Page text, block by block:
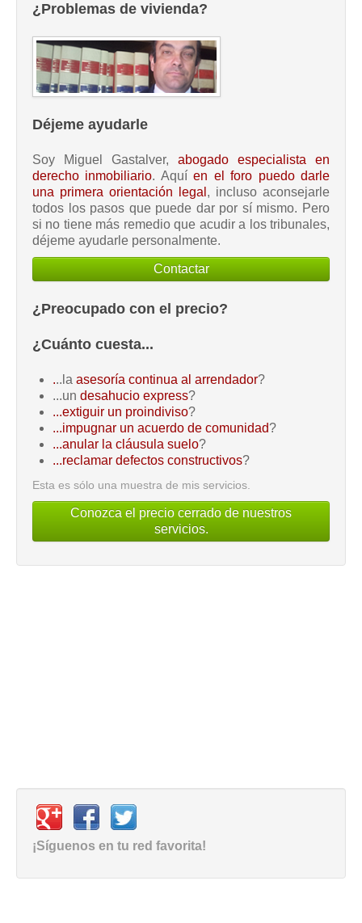
¿Problemas de vivienda?
Déjeme ayudarle
Soy Miguel Gastalver, abogado especialista en
derecho inmobiliario. Aquíen el foro puedo darle
una primera orientación legal , incluso aconsejarle
todos los pasos que puede dar por sí mismo. Pero
si no tiene más remedio que acudir a los tribunales,
déjeme ayudarle personalmente.
Contactar
¿Preocupado con el precio?
¿Cuánto cuesta...
...la asesoría continua al arrendador?
...un desahucio express?
...extiguir un proindiviso?
...impugnar un acuerdo de comunidad?
...anular la cláusula suelo?
...reclamar defectos constructivos?
Esta es sólo una muestra de mis servicios.
Conozca el precio cerrado de nuestros
servicios.
¡Síguenos en tu red favorita!